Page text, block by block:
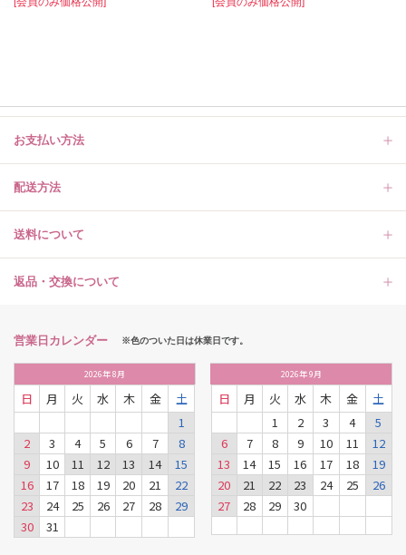
お支払い方法
配送方法
送料について
返品・交換について
営業日カレンダー ※色のついた日は休業日です。
2026年8月
日 月 火 水 木 金
土
1
2
3 4 5 6 7
8
9
10 11 12 13 14
15
16
17 18 19 20 21
22
23
24 25 26 27 28
29
30
31
2026年9月
日 月 火 水 木 金
土
1
2 3 4
5
6
7 8 9 10 11
12
13
14 15 16 17 18
19
20
21 22 23 24 25
26
27
28 29 30